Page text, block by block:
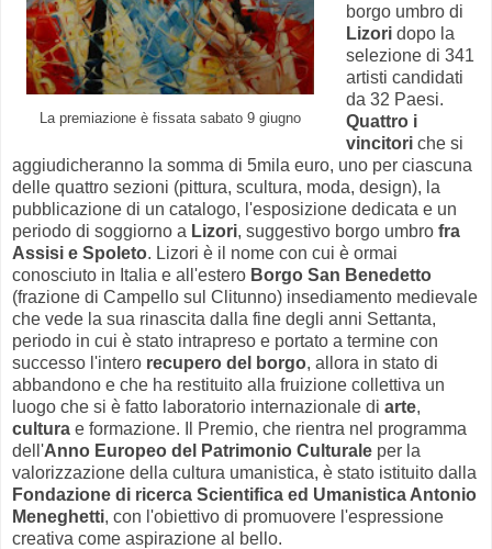
La premiazione è fissata sabato 9 giugno
borgo umbro di
Lizori dopo la
selezione di 341
artisti candidati
da 32 Paesi.
Quattro i
vincitoriche si
aggiudicheranno la somma di 5mila euro, uno per ciascuna
delle quattro sezioni (pittura, scultura, moda, design), la
pubblicazione di un catalogo, l'esposizione dedicata e un
periodo di soggiorno a Lizori, suggestivo borgo umbro fra
Assisi e Spoleto. Lizori è il nome con cui è ormai
conosciuto in Italia e all'estero Borgo San Benedetto
(frazione di Campello sul Clitunno) insediamento medievale
che vede la sua rinascita dalla fine degli anni Settanta,
periodo in cui è stato intrapreso e portato a termine con
successo l'intero recupero del borgo, allora in stato di
abbandono e che ha restituito alla fruizione collettiva un
luogo che si è fatto laboratorio internazionale di arte,
cultura e formazione. Il Premio, che rientra nel programma
dell'Anno Europeo del Patrimonio Culturale per la
valorizzazione della cultura umanistica, è stato istituito dalla
Fondazione di ricerca Scientifica ed Umanistica Antonio
Meneghetti, con l'obiettivo di promuovere l'espressione
creativa come aspirazione al bello.